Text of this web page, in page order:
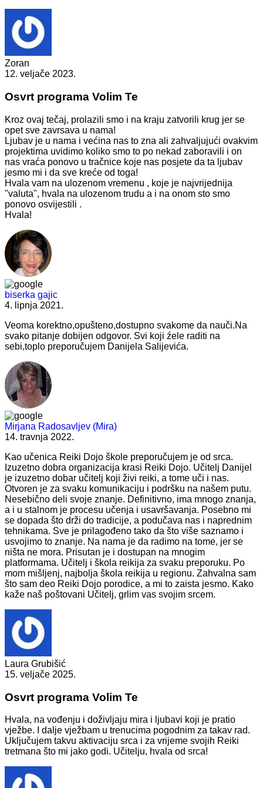
Zoran
12. veljače 2023.
Osvrt programa Volim Te
Kroz ovaj tečaj, prolazili smo i na kraju zatvorili krug jer se
opet sve zavrsava u nama!
Ljubav je u nama i većina nas to zna ali zahvaljujući ovakvim
projektima uvidimo koliko smo to po nekad zaboravili i on
nas vraća ponovo u tračnice koje nas posjete da ta ljubav
jesmo mi i da sve kreće od toga!
Hvala vam na ulozenom vremenu , koje je najvrijednija
"valuta", hvala na ulozenom trudu a i na onom sto smo
ponovo osvijestili .
Hvala!
biserka gajic
4. lipnja 2021.
Veoma korektno,opušteno,dostupno svakome da nauči.Na
svako pitanje dobijen odgovor. Svi koji źele raditi na
sebi,toplo preporučujem Danijela Salijevića.
Mirjana Radosavljev (Mira)
14. travnja 2022.
Kao učenica Reiki Dojo škole preporučujem je od srca.
Izuzetno dobra organizacija krasi Reiki Dojo. Učitelj Danijel
je izuzetno dobar učitelj koji živi reiki, a tome uči i nas.
Otvoren je za svaku komunikaciju i podršku na našem putu.
Nesebično deli svoje znanje. Definitivno, ima mnogo znanja,
a i u stalnom je procesu učenja i usavršavanja. Posebno mi
se dopada što drži do tradicije, a podučava nas i naprednim
tehnikama. Sve je prilagođeno tako da što više saznamo i
usvojimo to znanje. Na nama je da radimo na tome, jer se
ništa ne mora. Prisutan je i dostupan na mnogim
platformama. Učitelj i škola reikija za svaku preporuku. Po
mom mišljenj, najbolja škola reikija u regionu. Zahvalna sam
što sam deo Reiki Dojo porodice, a mi to zaista jesmo. Kako
kaže naš poštovani Učitelj, grlim vas svojim srcem.
Laura Grubišić
15. veljače 2025.
Osvrt programa Volim Te
Hvala, na vođenju i doživljaju mira i ljubavi koji je pratio
vježbe. I dalje vježbam u trenucima pogodnim za takav rad.
Uključujem takvu aktivaciju srca i za vrijeme svojih Reiki
tretmana što mi jako godi. Učitelju, hvala od srca!